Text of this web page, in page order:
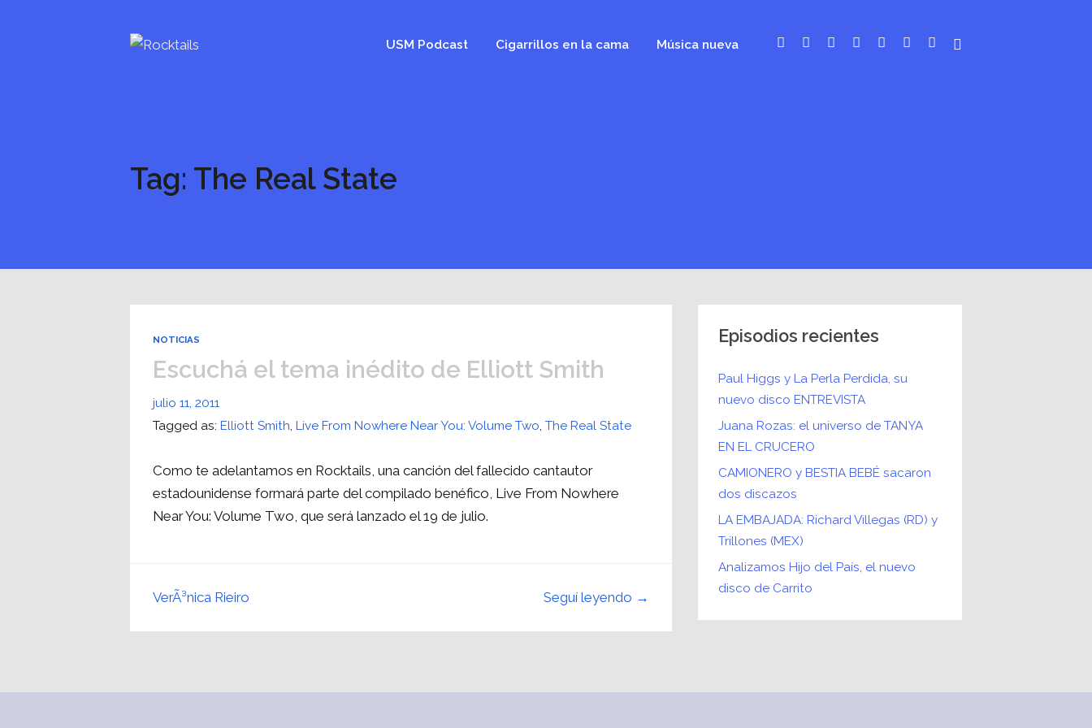
USM Podcast Cigarrillos en la cama Música nueva
Tag: The Real State
NOTICIAS
Escuchá el tema inédito de Elliott Smith
julio 11, 2011
Tagged as:Elliott Smith,Live From Nowhere Near You: Volume Two,The Real State
Como te adelantamos en Rocktails, una canción del fallecido cantautor
estadounidense formará parte del compilado benéfico, Live From Nowhere
Near You: Volume Two, que será lanzado el 19 de julio.
Seguí leyendo →
VerÃ³nica Rieiro
Episodios recientes
Paul Higgs y La Perla Perdida, su
nuevo disco ENTREVISTA
Juana Rozas: el universo de TANYA
EN EL CRUCERO
CAMIONERO y BESTIA BEBÉ sacaron
dos discazos
LA EMBAJADA: Richard Villegas (RD) y
Trillones (MEX)
Analizamos Hijo del País, el nuevo
disco de Carrito